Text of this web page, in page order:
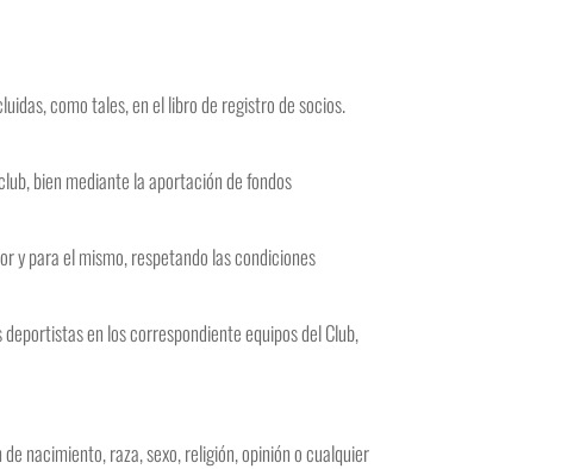
como tales, en el libro de registro de socios.
bien mediante la aportación de fondos
y para el mismo, respetando las condiciones
en los correspondiente equipos del Club,
nacimiento, raza, sexo, religión, opinión o cualquier